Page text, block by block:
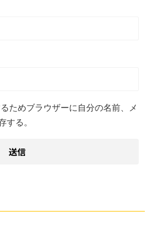
ためブラウザーに自分の名前、メ
する。